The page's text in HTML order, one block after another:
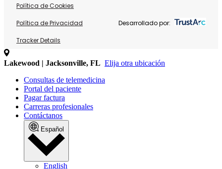
Política de Cookies
Política de Privacidad
Tracker Details
Desarrollado por:
Lakewood | Jacksonville, FL Elija otra ubicación
Consultas de telemedicina
Portal del paciente
Pagar factura
Carreras profesionales
Contáctanos
Español
English